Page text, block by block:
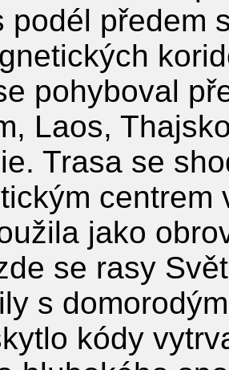
podél předem
pohyboval
Laos,
Trasa se
jako
se rasy
s
kódy